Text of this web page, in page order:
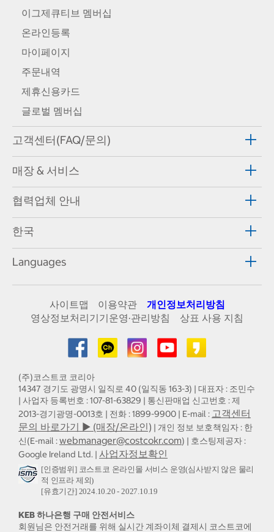
이그제큐티브 멤버십
온라인등록
마이페이지
주문내역
제휴신용카드
글로벌 멤버십
고객센터(FAQ/문의)
매장 & 서비스
협력업체 안내
한국
Languages
사이트맵 이용약관
개인정보처리방침
영상정보처리기기운영·관리방침
상표 사용 지침
(주)코스트코 코리아
14347 경기도 광명시 일직로 40 (일직동 163-3) | 대표자 : 조민수
| 사업자 등록번호 : 107-81-63829 | 통신판매업 신고번호 : 제
2013-경기광명-0013호 | 전화 : 1899-9900 | E-mail : 고객센터
문의 바로가기 ▶ (매장/온라인) | 개인 정보 보호책임자 : 한
신(E-mail :webmanager@costcokr.com) | 호스팅제공자 :
Google Ireland Ltd. | 사업자정보확인
[인증범위] 코스트코 온라인몰 서비스 운영(심사받지 않은 물리
적 인프라 제외)
[유효기간] 2024.10.20 - 2027.10.19
KEB 하나은행 구매 안전서비스
회원님은 안전거래를 위해 실시간 계좌이체 결제시 코스트코에